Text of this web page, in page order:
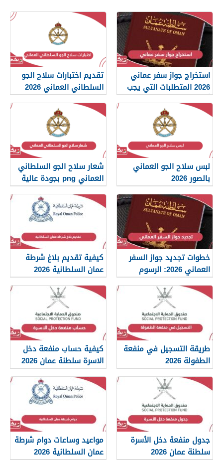
استخراج جواز سفر عماني
2026 المتطلبات التي يجب
أن تعرفها
تقديم اختبارات سلاح الجو
السلطاني العماني 2026
لبس سلاح الجو العماني
بالصور 2026
شعار سلاح الجو السلطاني
العماني png بجودة عالية
2026
خطوات تجديد جواز السفر
العماني 2026: الرسوم
والمستندات المطلوبة
كيفية تقديم بلاغ شرطة
عمان السلطانية 2026
طريقة التسجيل في منفعة
الطفولة 2026
كيفية حساب منفعة دخل
الاسرة سلطنة عمان 2026
جدول منفعة دخل الأسرة
سلطنة عمان 2026
مواعيد وساعات دوام شرطة
عمان السلطانية 2026